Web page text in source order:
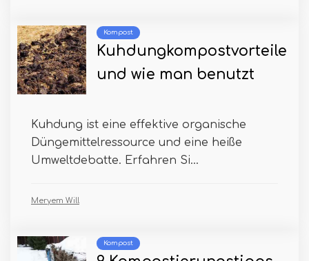
Kompost
Kuhdungkompostvorteile
und wie man benutzt
Kuhdung ist eine effektive organische
Düngemittelressource und eine heiße
Umweltdebatte. Erfahren Si...
Meryem Will
Kompost